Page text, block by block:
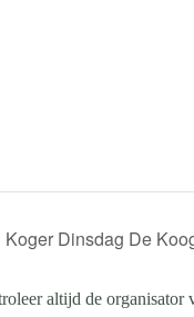
Koger Dinsdag De
altijd de organisator